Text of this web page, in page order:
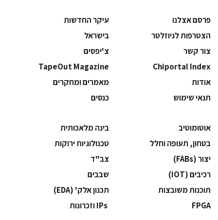
פרסם אצלנו
עיקר החדשות
הצטרפות לניוזלטר
בישראל
צור קשר
צ'יפסים
Chiportal Index
TapeOut Magazine
אודות
מאמרים ומחקרים
תנאי שימוש
כנסים
אוטומוטיב
בינה מלאכותית
בטחון, תעופה וחלל
‫טכנולוגיות ירוקות‬
‫יצור (‪(FABs‬‬
‫צב"ד‬
‫רכיבים‬ (IOT)
‫שבבים‬
‫תוכנות משובצות‬
‫תכנון אלק' (‪(EDA‬‬
‫‪FPGA‬‬